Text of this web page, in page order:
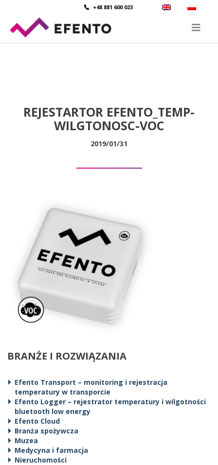
+48 881 600 023
REJESTARTOR EFENTO_TEMP-
WILGTONOSC-VOC
2019/01/31
BRANŻE I ROZWIĄZANIA
Efento Transport – monitoring i rejestracja
temperatury w transporcie
Efento Logger – rejestrator temperatury i wilgotności
bluetooth low energy
Efento Cloud
Branża spożywcza
Muzea
Medycyna i farmacja
Nieruchomości